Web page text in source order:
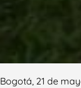
Bogotá, 21 de